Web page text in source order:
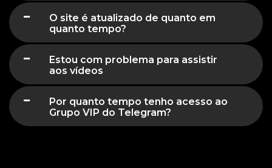
O site é atualizado de quanto em
quanto tempo?
Estou com problema para assistir
aos vídeos
Por quanto tempo tenho acesso ao
Grupo VIP do Telegram?